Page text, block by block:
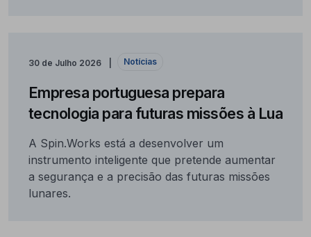
30 de Julho 2026 Notícias
Empresa portuguesa prepara
tecnologia para futuras missões à Lua
A Spin.Works está a desenvolver um
instrumento inteligente que pretende aumentar
a segurança e a precisão das futuras missões
lunares.